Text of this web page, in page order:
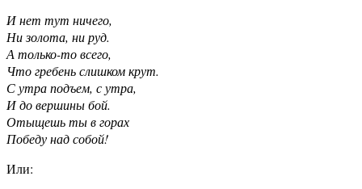
И нет тут ничего,
Ни золота, ни руд.
А только-то всего,
Что гребень слишком крут.
С утра подъем, с утра,
И до вершины бой.
Отыщешь ты в горах
Победу над собой!
Или: